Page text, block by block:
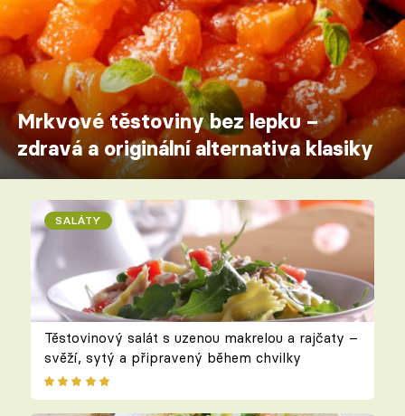
Mrkvové těstoviny bez lepku –
zdravá a originální alternativa klasiky
SALÁTY
Těstovinový salát s uzenou makrelou a rajčaty –
svěží, sytý a připravený během chvilky